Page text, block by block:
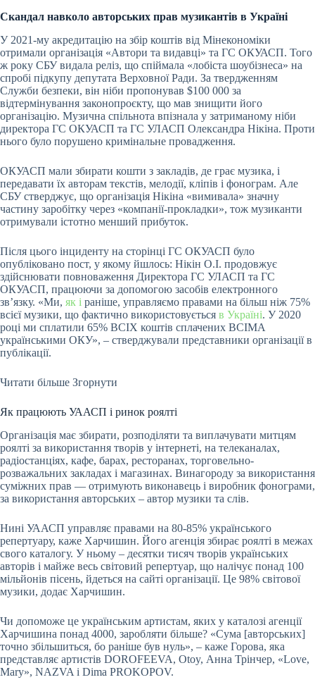
Скандал навколо авторських прав музикантів в Україні
У 2021-му акредитацію на збір коштів від Мінекономіки
отримали організація «Автори та видавці» та ГС ОКУАСП. Того
ж року СБУ видала реліз, що спіймала «лобіста шоубізнеса» на
спробі підкупу депутата Верховної Ради. За твердженням
Служби безпеки, він ніби пропонував $100 000 за
відтермінування законопроєкту, що мав знищити його
організацію. Музична спільнота впізнала у затриманому ніби
директора ГС ОКУАСП та ГС УЛАСП Олександра Нікіна. Проти
нього було порушено кримінальне провадження.
ОКУАСП мали збирати кошти з закладів, де грає музика, і
передавати їх авторам текстів, мелодії, кліпів і фонограм. Але
СБУ стверджує, що організація Нікіна «вимивала» значну
частину заробітку через «компанії-прокладки», тож музиканти
отримували істотно менший прибуток.
Після цього інциденту на сторінці ГС ОКУАСП було
опубліковано пост, у якому йшлось: Нікін О.І. продовжує
здійснювати повноваження Директора ГС УЛАСП та ГС
ОКУАСП, працюючи за допомогою засобів електронного
звʼязку. «Ми, як і раніше, управляємо правами на більш ніж 75%
всієї музики, що фактично використовується в Україні. У 2020
році ми сплатили 65% ВСІХ коштів сплачених ВСІМА
українськими ОКУ», – стверджували представники організації в
публікації.
Читати більше Згорнути
Як працюють УААСП і ринок роялті
Організація має збирати, розподіляти та виплачувати митцям
роялті за використання творів у інтернеті, на телеканалах,
радіостанціях, кафе, барах, ресторанах, торговельно-
розважальних закладах і магазинах. Винагороду за використання
суміжних прав — отримують виконавець і виробник фонограми,
за використання авторських – автор музики та слів.
Нині УААСП управляє правами на 80-85% українського
репертуару, каже Харчишин. Його агенція збирає роялті в межах
свого каталогу. У ньому – десятки тисяч творів українських
авторів і майже весь світовий репертуар, що налічує понад 100
мільйонів пісень, йдеться на сайті організації. Це 98% світової
музики, додає Харчишин.
Чи допоможе це українським артистам, яких у каталозі агенції
Харчишина понад 4000, заробляти більше? «Сума [авторських]
точно збільшиться, бо раніше був нуль», – каже Горова, яка
представляє артистів DOROFEEVA, Otoy, Анна Трінчер, «Love,
Mary», NAZVA і Dima PROKOPOV.